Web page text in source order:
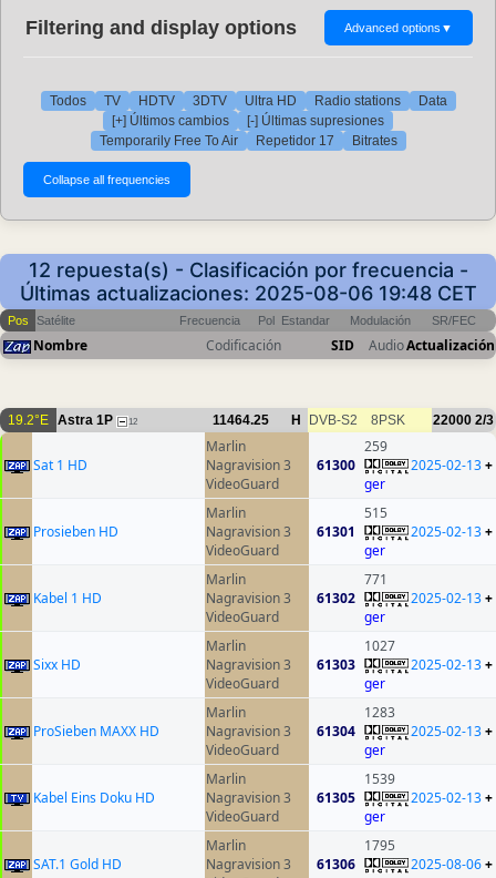
Filtering and display options Advanced options ▼
Todos TV HDTV 3DTV Ultra HD Radio stations
Data
[+] Últimos cambios
[-] Últimas supresiones
Temporarily Free To Air
Repetidor 17 Bitrates
12 repuesta(s) - Clasificación por frecuencia -
Últimas actualizaciones: 2025-08-06 19:48 CET
Pos Satélite Frecuencia Pol Estandar Modulación SR/FEC
Nombre Codificación SID AudioActualización
19.2°E Astra 1P 12 11464.25 H DVB-S2 8PSK 22000 2/3
Sat 1 HD
Marlin
Nagravision 3
VideoGuard
61300
259
ger
2025-02-13+
Prosieben HD
Marlin
Nagravision 3
VideoGuard
61301
515
ger
2025-02-13+
Kabel 1 HD
Marlin
Nagravision 3
VideoGuard
61302
771
ger
2025-02-13+
Sixx HD
Marlin
Nagravision 3
VideoGuard
61303
1027
ger
2025-02-13+
ProSieben MAXX HD
Marlin
Nagravision 3
VideoGuard
61304
1283
ger
2025-02-13+
Kabel Eins Doku HD
Marlin
Nagravision 3
VideoGuard
61305
1539
ger
2025-02-13+
SAT.1 Gold HD
Marlin
Nagravision 3
61306
1795
2025-08-06+